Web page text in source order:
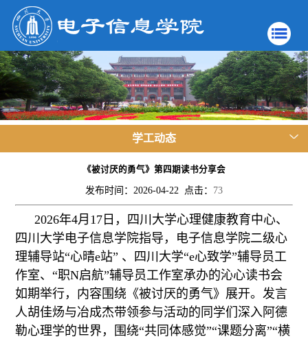
学工动态
《被讨厌的勇气》第四期读书分享会
发布时间：2026-04-22 点击： 73
2026年4月17日，四川大学心理健康教育中心、
四川大学电子信息学院指导，电子信息学院二级心
理辅导站“心晴e站” 、四川大学“e心致学”辅导员工
作室、“职N启航”辅导员工作室承办的沁心读书会
如期举行，内容围绕《被讨厌的勇气》展开。发言
人胡佳炀与冶成杰带领参与活动的同学们深入阿德
勒心理学的世界，围绕“共同体感觉”“课题分离”“横